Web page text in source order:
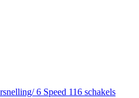
6 Speed 116 schakels